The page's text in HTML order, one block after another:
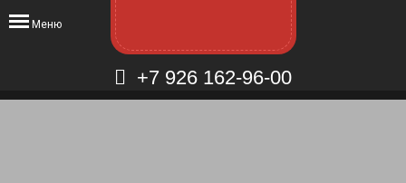
+7 926 162-96-00
Меню